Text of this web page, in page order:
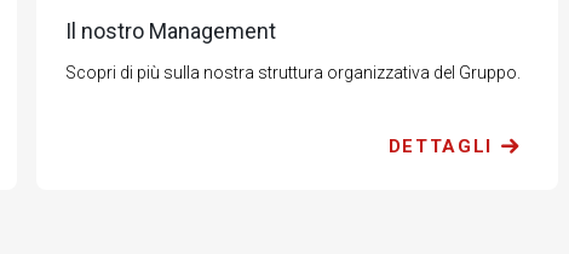
Il nostro Management
Scopri di più sulla nostra struttura organizzativa del Gruppo.
DETTAGLI